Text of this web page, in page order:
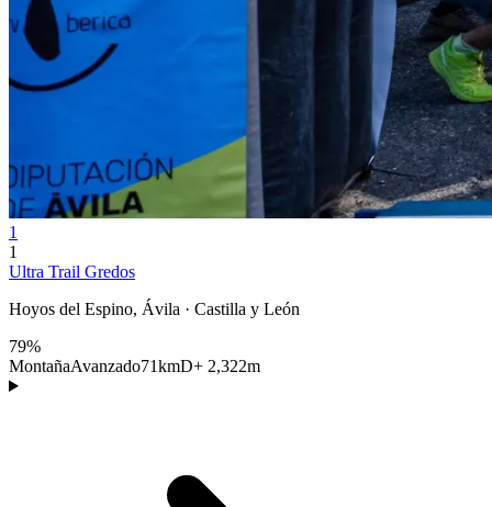
1
1
Ultra Trail Gredos
Hoyos del Espino, Ávila · Castilla y León
79%
MontañaAvanzado71kmD+ 2,322m